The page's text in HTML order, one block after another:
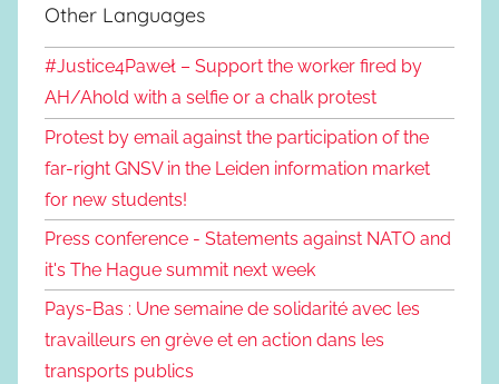
Other Languages
#Justice4Paweł – Support the worker fired by
AH/Ahold with a selfie or a chalk protest
Protest by email against the participation of the
far-right GNSV in the Leiden information market
for new students!
Press conference - Statements against NATO and
it's The Hague summit next week
Pays-Bas : Une semaine de solidarité avec les
travailleurs en grève et en action dans les
transports publics